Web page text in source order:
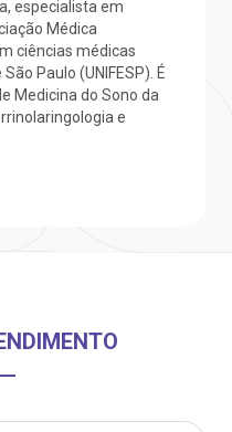
especialista em
Médica
ciências médicas
Paulo (UNIFESP). É
Medicina do Sono da
e